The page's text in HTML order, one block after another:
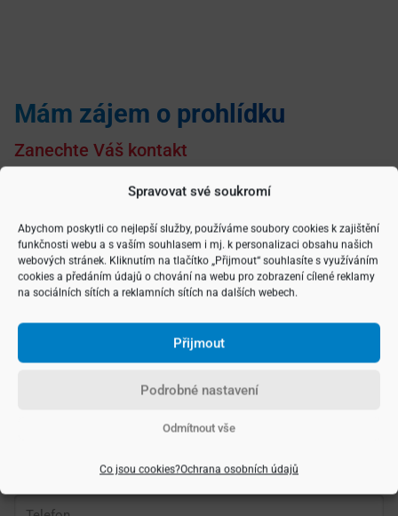
Spravovat své soukromí
Abychom poskytli co nejlepší služby, používáme soubory cookies k zajištění
funkčnosti webu a s vaším souhlasem i mj. k personalizaci obsahu našich
webových stránek. Kliknutím na tlačítko „Přijmout“ souhlasíte s využíváním
cookies a předáním údajů o chování na webu pro zobrazení cílené reklamy
na sociálních sítích a reklamních sítích na dalších webech.
Přijmout
Odmítnout vše
Podrobné nastavení
Co jsou cookies?Ochrana osobních údajů
Mám zájem o prohlídku
Zanechte Váš kontakt